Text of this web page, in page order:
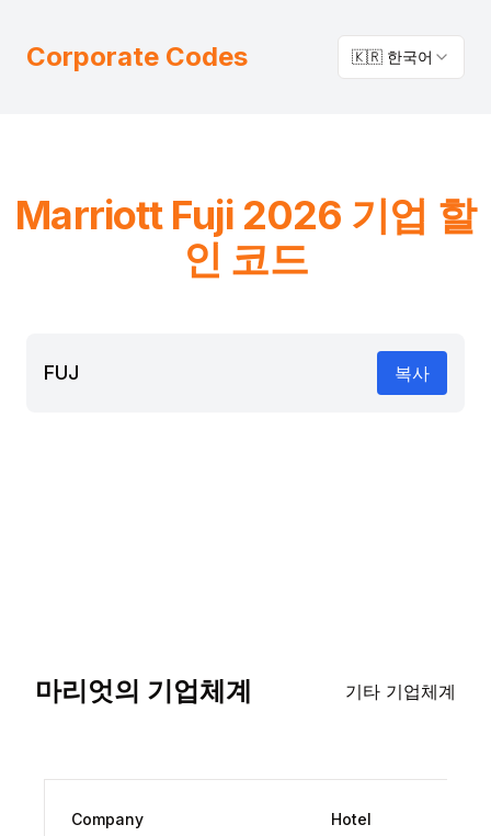
Corporate Codes 🇰🇷 한국어
Marriott Fuji 2026 기업 할
인 코드
FUJ 복사
마리엇의 기업체계 기타 기업체계
Company Hotel